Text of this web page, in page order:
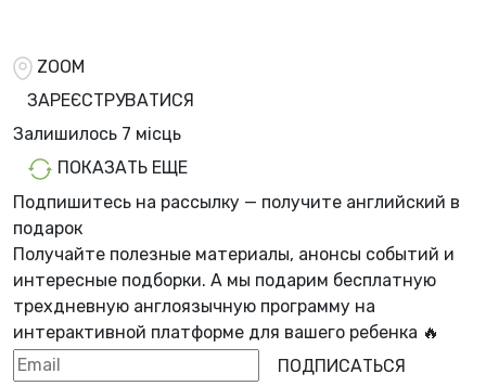
ZOOM
ЗАРЕЄСТРУВАТИСЯ
Залишилось 7 місць
ПОКАЗАТЬ ЕЩЕ
Подпишитесь на рассылку — получите английский в
подарок
Получайте полезные материалы, анонсы событий и
интересные подборки. А мы подарим бесплатную
трехдневную англоязычную программу на
интерактивной платформе для вашего ребенка 🔥
ПОДПИСАТЬСЯ